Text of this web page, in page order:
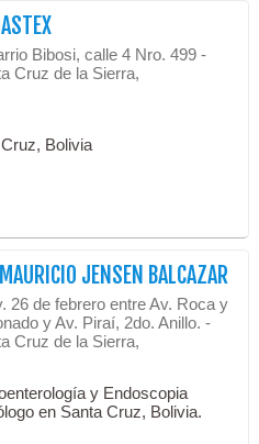
Bibosi, calle 4 Nro. 499 -
Cruz de la Sierra,
Bolivia
JENSEN BALCAZAR
26 de febrero entre Av. Roca y
y Av. Piraí, 2do. Anillo. -
Cruz de la Sierra,
y Endoscopia
en Santa Cruz, Bolivia.